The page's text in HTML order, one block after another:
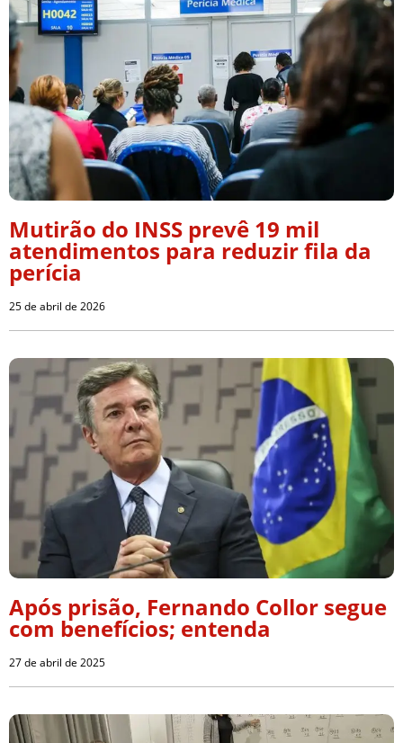
Mutirão do INSS prevê 19 mil
atendimentos para reduzir fila da
perícia
25 de abril de 2026
Após prisão, Fernando Collor segue
com benefícios; entenda
27 de abril de 2025